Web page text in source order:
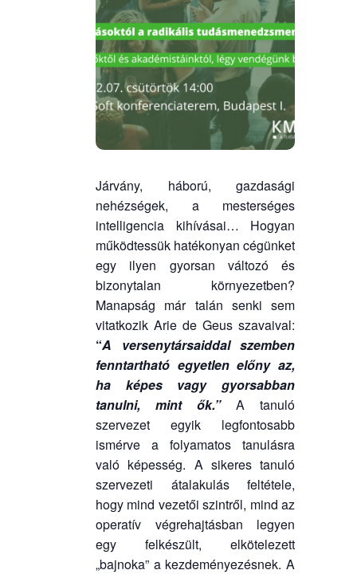
olyan (cég)vezetőkkel,
specialistákkal beszélgetnél,
akik jelenleg TM jellegű
beavatkozásokban
szereznek tapasztalatot.
kíváncsi vagy, hogyan válhat
valaki tudásmenedzserré és
szerepkört, ami ma még sok
magyar szervezetnél sci-fi-
nek hangzik, ám máshol már
teljes embert igénylő
munkakör.
Kérdezd személyesen
jelenlegi akademistáinkat,
az Akadémia alumni tagjait
és tanácsadóinkat kellemes
környezetben, finomságok
és frissítők kíséretében!
Járvány, háború, gazdasági
nehézségek, a mesterséges
intelligencia kihívásai… Hogyan
működtessük hatékonyan cégünket
egy ilyen gyorsan változó és
bizonytalan környezetben?
Manapság már talán senki sem
vitatkozik Arie de Geus szavaival:
“A versenytársaiddal szemben
fenntartható egyetlen előny az,
ha képes vagy gyorsabban
tanulni, mint ők.”A tanuló
szervezet egyik legfontosabb
ismérve a folyamatos tanulásra
való képesség. A sikeres tanuló
szervezeti átalakulás feltétele,
hogy mind vezetői szintről, mind az
operatív végrehajtásban legyen
egy felkészült, elkötelezett
„bajnoka” a kezdeményezésnek. A